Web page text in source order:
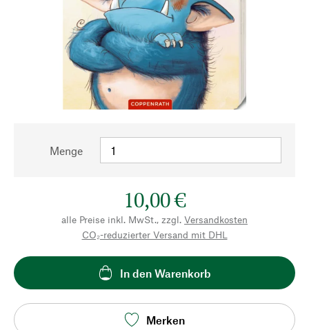
Menge
10,00 €
alle Preise inkl. MwSt., zzgl. Versandkosten
CO₂-reduzierter Versand mit DHL
In den Warenkorb
Merken